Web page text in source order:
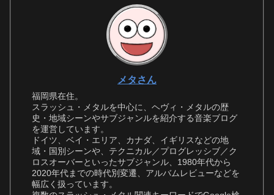
メタさん
福岡県在住。
スラッシュ・メタルを中心に、ヘヴィ・メタルの歴
史・地域シーンやサブジャンルを紹介する音楽ブログ
を運営しています。
ドイツ、ベイ・エリア、カナダ、イギリスなどの地
域・国別シーンや、テクニカル／プログレッシブ／ク
ロスオーバーといったサブジャンル、1980年代から
2020年代までの時代別変遷、アルバムレビューなどを
幅広く扱っています。